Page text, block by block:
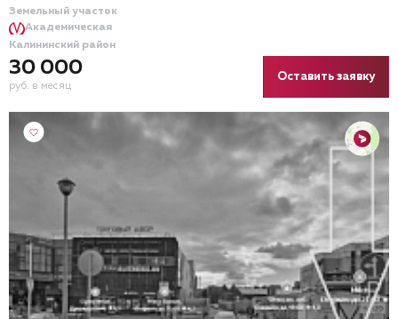
Земельный участок
Академическая
Калининский район
30 000
руб. в месяц
Оставить заявку